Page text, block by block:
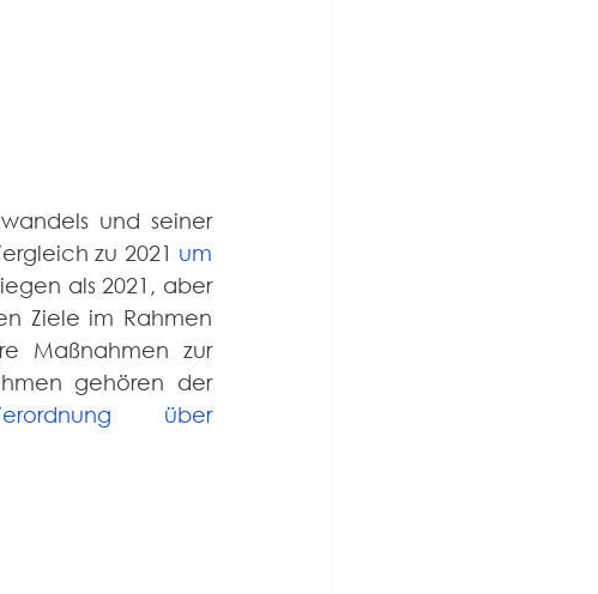
und seiner
zu 2021 um
als 2021, aber
Ziele im Rahmen
Maßnahmen zur
Bekämpfung des Klimawandels eingeführt. Zu diesen Maßnahmen gehören der
über